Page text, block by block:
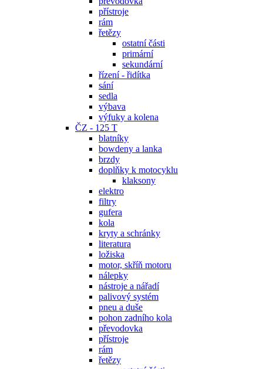
přístroje
rám
řetězy
ostatní části
primární
sekundární
řízení - řidítka
sání
sedla
výbava
výfuky a kolena
ČZ - 125 T
blatníky
bowdeny a lanka
brzdy
doplňky k motocyklu
klaksony
elektro
filtry
gufera
kola
kryty a schránky
literatura
ložiska
motor, skříň motoru
nálepky
nástroje a nářadí
palivový systém
pneu a duše
pohon zadního kola
převodovka
přístroje
rám
řetězy